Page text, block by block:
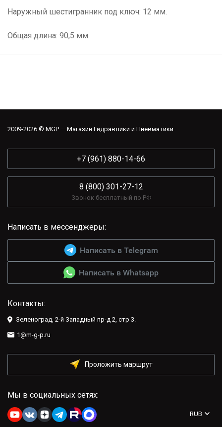
Наружный шестигранник под ключ: 12 мм.
Общая длина: 90,5 мм.
2009-2026 © MGP — Магазин Гидравлики и Пневматики
+7 (961) 880-14-66
8 (800) 301-27-12
Звонок бесплатный по РФ
Написать в мессенджеры:
Написать в Telegram
Написать в Whatsapp
Контакты:
Зеленоград, 2-й Западный пр-д 2, стр 3.
1@m-g-p.ru
Проложить маршрут
Мы в социальных сетях:
RUB